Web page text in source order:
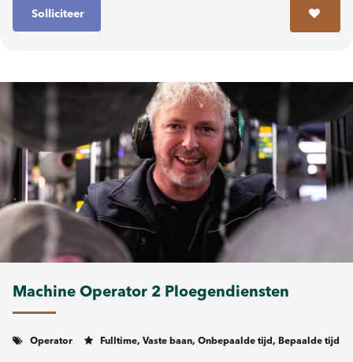
Solliciteer
Machine Operator 2 Ploegendiensten
Operator Fulltime, Vaste baan, Onbepaalde tijd, Bepaalde tijd